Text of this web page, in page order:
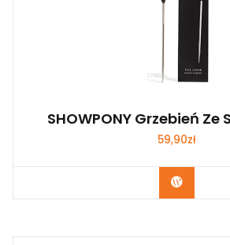
SHOWPONY Grzebień Ze
59,90zł
Zobacz